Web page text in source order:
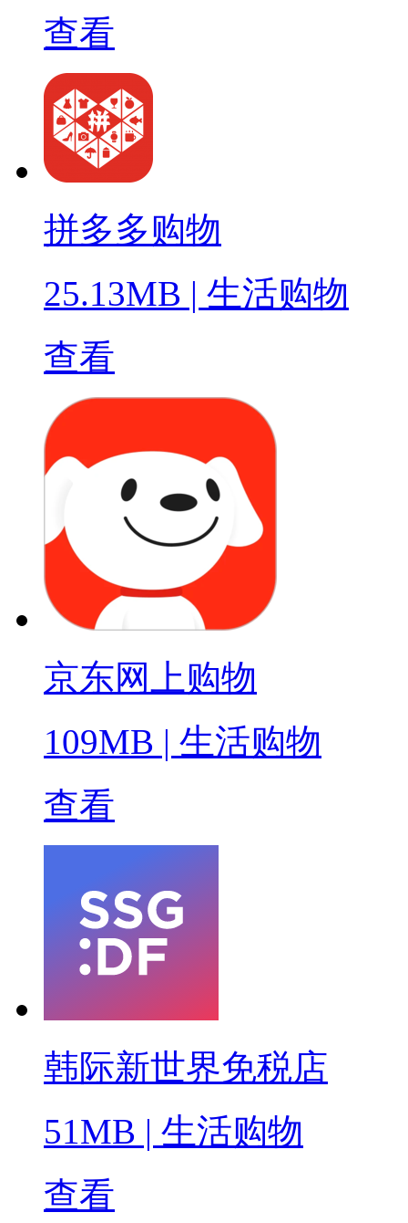
查看
拼多多购物
25.13MB | 生活购物
查看
京东网上购物
109MB | 生活购物
查看
韩际新世界免税店
51MB | 生活购物
查看